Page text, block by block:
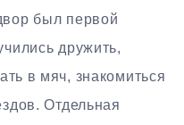
был первой
дружить,
в мяч, знакомиться
Отдельная